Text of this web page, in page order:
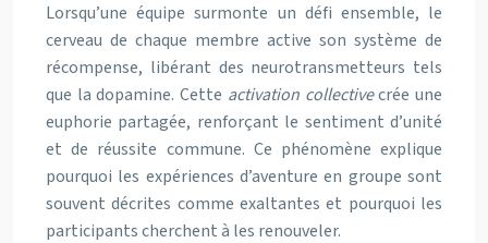
Lorsqu’une équipe surmonte un défi ensemble, le
cerveau de chaque membre active son système de
récompense, libérant des neurotransmetteurs tels
que la dopamine. Cette activation collectivecrée une
euphorie partagée, renforçant le sentiment d’unité
et de réussite commune. Ce phénomène explique
pourquoi les expériences d’aventure en groupe sont
souvent décrites comme exaltantes et pourquoi les
participants cherchent à les renouveler.